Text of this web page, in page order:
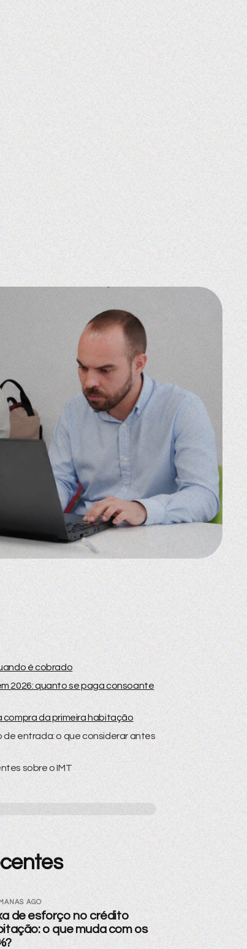
é cobrado
2026: quanto se paga consoante
compra da primeira habitação
de entrada: o que considerar antes
sobre o IMT
AGO
de esforço no crédito
o que muda com os